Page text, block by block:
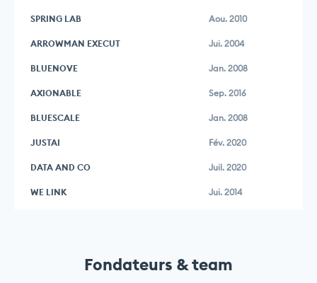
SPRING LAB Aou. 2010
ARROWMAN EXECUT Jui. 2004
BLUENOVE Jan. 2008
AXIONABLE Sep. 2016
BLUESCALE Jan. 2008
JUSTAI Fév. 2020
DATA AND CO Juil. 2020
WE LINK Jui. 2014
Fondateurs & team